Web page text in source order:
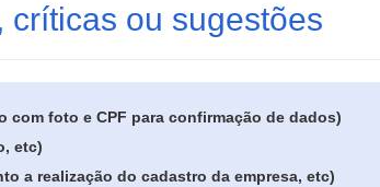
ou sugestões
com foto e CPF para confirmação de dados)
etc)
a realização do cadastro da empresa, etc)